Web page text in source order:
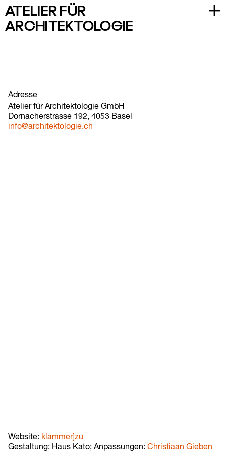
ATELIER FÜR
ARCHITEKTOLOGIE
Home
Projekte
Forschung & Lehre
Entwurf
Atelier
Adresse
Ate­lier für Archi­tek­to­lo­gie GmbH
Dornacherstrasse 192, 4053 Basel
info@​architektologie.​ch
Web­site: klammer]zu
Gestaltung: Haus Kato; Anpassungen: Christiaan Gieben